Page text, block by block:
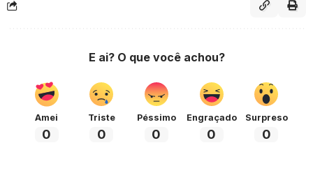
E ai? O que você achou?
Amei
0
Triste
0
Péssimo
0
Engraçado
0
Surpreso
0